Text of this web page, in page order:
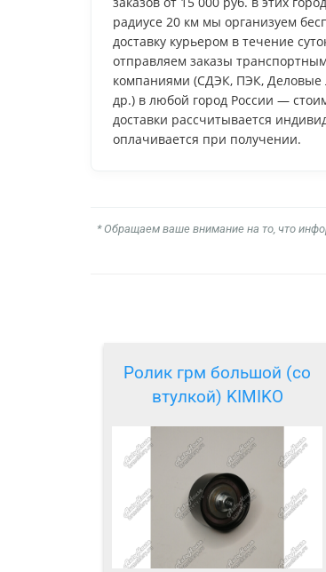
радиусе 20 км мы организуем
доставку курьером в течение
отправляем заказы
компаниями (СДЭК, ПЭК,
др.) в любой город России —
доставки рассчитывается
оплачивается при получении.
* Обращаем ваше внимание на то, что
Ролик грм большой (со
втулкой) KIMIKO